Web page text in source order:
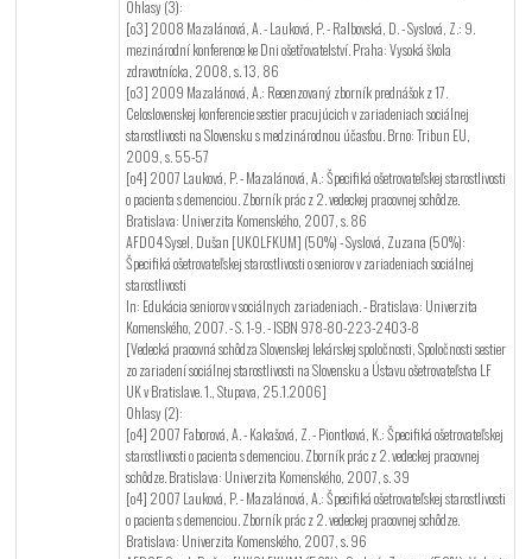
Ohlasy (3):
[o3] 2008 Mazalánová, A. - Lauková, P. - Ralbovská, D. - Syslová, Z.: 9.
mezinárodní konference ke Dni ošetřovatelství. Praha: Vysoká škola
zdravotnícka, 2008, s. 13, 86
[o3] 2009 Mazalánová, A.: Recenzovaný zborník prednášok z 17.
Celoslovenskej konferencie sestier pracujúcich v zariadeniach sociálnej
starostlivosti na Slovensku s medzinárodnou účasťou. Brno: Tribun EU,
2009, s. 55-57
[o4] 2007 Lauková, P. - Mazalánová, A.: Špecifiká ošetrovateľskej starostlivosti
o pacienta s demenciou. Zborník prác z 2. vedeckej pracovnej schôdze.
Bratislava: Univerzita Komenského, 2007, s. 86
AFD04 Sysel, Dušan [UKOLFKUM] (50%) - Syslová, Zuzana (50%):
Špecifiká ošetrovateľskej starostlivosti o seniorov v zariadeniach sociálnej
starostlivosti
In: Edukácia seniorov v sociálnych zariadeniach. - Bratislava: Univerzita
Komenského, 2007. - S. 1-9. - ISBN 978-80-223-2403-8
[Vedecká pracovná schôdza Slovenskej lekárskej spoločnosti, Spoločnosti sestier
zo zariadení sociálnej starostlivosti na Slovensku a Ústavu ošetrovateľstva LF
UK v Bratislave. 1., Stupava, 25.1.2006]
Ohlasy (2):
[o4] 2007 Faborová, A. - Kakašová, Z. - Piontková, K.: Špecifiká ošetrovateľskej
starostlivosti o pacienta s demenciou. Zborník prác z 2. vedeckej pracovnej
schôdze. Bratislava: Univerzita Komenského, 2007, s. 39
[o4] 2007 Lauková, P. - Mazalánová, A.: Špecifiká ošetrovateľskej starostlivosti
o pacienta s demenciou. Zborník prác z 2. vedeckej pracovnej schôdze.
Bratislava: Univerzita Komenského, 2007, s. 96